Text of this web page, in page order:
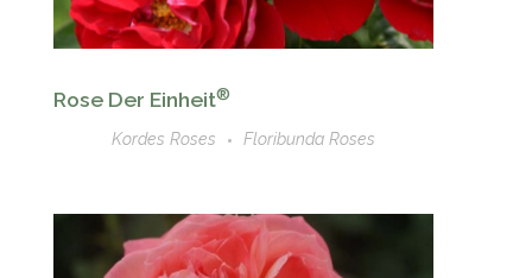
Rose Der Einheit®
Kordes Roses Floribunda Roses